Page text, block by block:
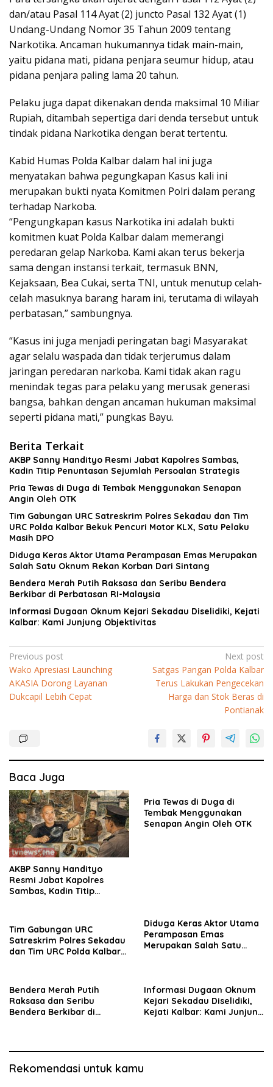
dan/atau Pasal 114 Ayat (2) juncto Pasal 132 Ayat (1)
Undang-Undang Nomor 35 Tahun 2009 tentang
Narkotika. Ancaman hukumannya tidak main-main,
yaitu pidana mati, pidana penjara seumur hidup, atau
pidana penjara paling lama 20 tahun.
Pelaku juga dapat dikenakan denda maksimal 10 Miliar
Rupiah, ditambah sepertiga dari denda tersebut untuk
tindak pidana Narkotika dengan berat tertentu.
Kabid Humas Polda Kalbar dalam hal ini juga
menyatakan bahwa pegungkapan Kasus kali ini
merupakan bukti nyata Komitmen Polri dalam perang
terhadap Narkoba.
“Pengungkapan kasus Narkotika ini adalah bukti
komitmen kuat Polda Kalbar dalam memerangi
peredaran gelap Narkoba. Kami akan terus bekerja
sama dengan instansi terkait, termasuk BNN,
Kejaksaan, Bea Cukai, serta TNI, untuk menutup celah-
celah masuknya barang haram ini, terutama di wilayah
perbatasan,” sambungnya.
“Kasus ini juga menjadi peringatan bagi Masyarakat
agar selalu waspada dan tidak terjerumus dalam
jaringan peredaran narkoba. Kami tidak akan ragu
menindak tegas para pelaku yang merusak generasi
bangsa, bahkan dengan ancaman hukuman maksimal
seperti pidana mati,” pungkas Bayu.
Berita Terkait
AKBP Sanny Handityo Resmi Jabat Kapolres Sambas,
Kadin Titip Penuntasan Sejumlah Persoalan Strategis
Pria Tewas di Duga di Tembak Menggunakan Senapan
Angin Oleh OTK
Tim Gabungan URC Satreskrim Polres Sekadau dan Tim
URC Polda Kalbar Bekuk Pencuri Motor KLX, Satu Pelaku
Masih DPO
Diduga Keras Aktor Utama Perampasan Emas Merupakan
Salah Satu Oknum Rekan Korban Dari Sintang
Bendera Merah Putih Raksasa dan Seribu Bendera
Berkibar di Perbatasan RI-Malaysia
Informasi Dugaan Oknum Kejari Sekadau Diselidiki, Kejati
Kalbar: Kami Junjung Objektivitas
Navigasi
pos
Previous post
Wako Apresiasi Launching
AKASIA Dorong Layanan
Dukcapil Lebih Cepat
Next post
Satgas Pangan Polda Kalbar
Terus Lakukan Pengecekan
Harga dan Stok Beras di
Pontianak
Baca Juga
AKBP Sanny Handityo
Resmi Jabat Kapolres
Sambas, Kadin Titip
Pria Tewas di Duga di
Tembak Menggunakan
Senapan Angin Oleh OTK
Tim Gabungan URC
Satreskrim Polres Sekadau
dan Tim URC Polda Kalbar
Diduga Keras Aktor Utama
Perampasan Emas
Merupakan Salah Satu
Bendera Merah Putih
Raksasa dan Seribu
Bendera Berkibar di
Informasi Dugaan Oknum
Kejari Sekadau Diselidiki,
Kejati Kalbar: Kami Junjung
Rekomendasi untuk kamu